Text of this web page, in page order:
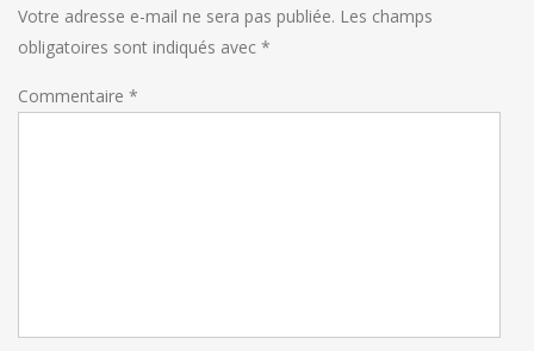
Votre adresse e-mail ne sera pas publiée. Les champs
obligatoires sont indiqués avec *
Commentaire *